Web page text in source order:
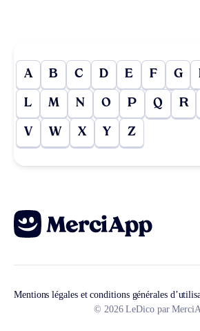
A B C D E F G
L M N O P Q R
V W X Y Z
Mentions légales et conditions générales
© 2026 LeDico par